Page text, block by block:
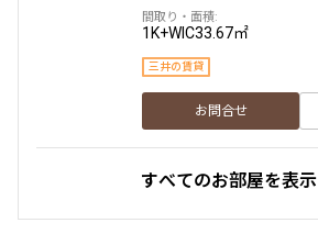
1K+WIC33.67㎡
三井の賃貸
お問合せ
すべてのお部屋を表示